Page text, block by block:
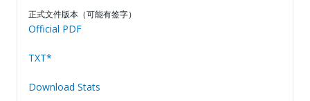
正式文件版本（可能有签字）
Official PDF
TXT*
Download Stats